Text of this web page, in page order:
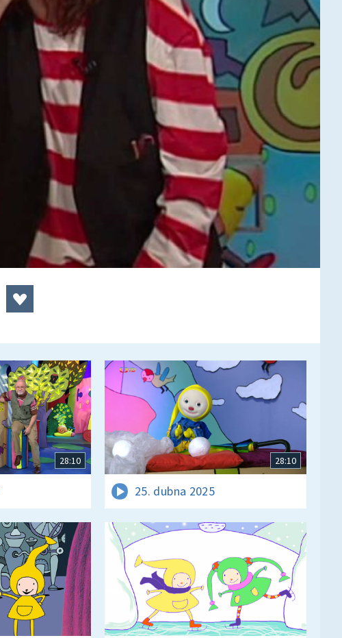
28:10 28:10
25. dubna 2025